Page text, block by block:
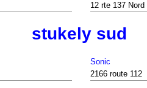
12 rte 137 Nord
stukely sud
Sonic
2166 route 112